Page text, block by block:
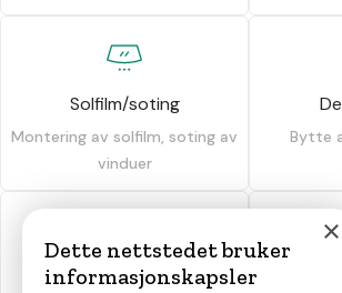
Solfilm/soting
Montering av solfilm, soting av
vinduer
Bytte
Dekkhotell
×
Dette nettstedet bruker
informasjonskapsler